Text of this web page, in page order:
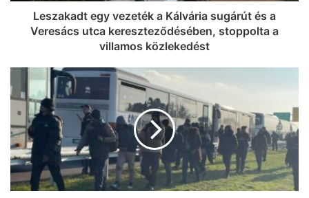
Leszakadt egy vezeték a Kálvária sugárút és a
Veresács utca kereszteződésében, stoppolta a
villamos közlekedést